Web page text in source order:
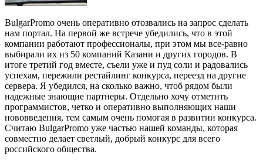
BulgarPromo очень оперативно отозвались на запрос сделать
нам портал. На первой же встрече убедились, что в этой
компании работают профессионалы, при этом мы все-равно
выбирали их из 50 компаний Казани и других городов. В
итоге третий год вместе, съели уже и пуд соли и радовались
успехам, пережили рестайлинг конкурса, переезд на другие
сервера. Я убедился, на сколько важно, чтоб рядом были
надежные знающие партнеры. Отдельно хочу отметить
программистов, четко и оперативно выполняющих наши
нововведения, тем самым очень помогая в развитии конкурса.
Считаю BulgarPromo уже частью нашей команды, которая
совместно делает светлый, добрый конкурс для всего
российского общества.